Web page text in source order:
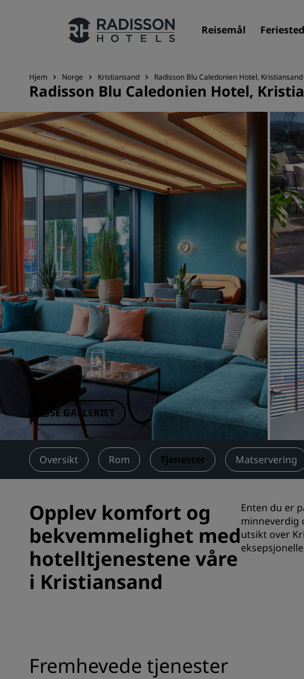
Reisemål
Merkevarene våre
Radisson Hotels-merker
Tilknyttede merker i Kina
Hjem Norge Kristiansand Radisson Blu Caledonien Hotel, Kristiansand
Radisson Blu Caledonien Hotel,
SE GALLERIET
Oversikt Rom Tjenester Matservering
Opplev komfort og
bekvemmelighet med
hotelltjenestene våre
i Kristiansand
Enten du er
minneverdig
utsikt over
Fremhevede tjenester